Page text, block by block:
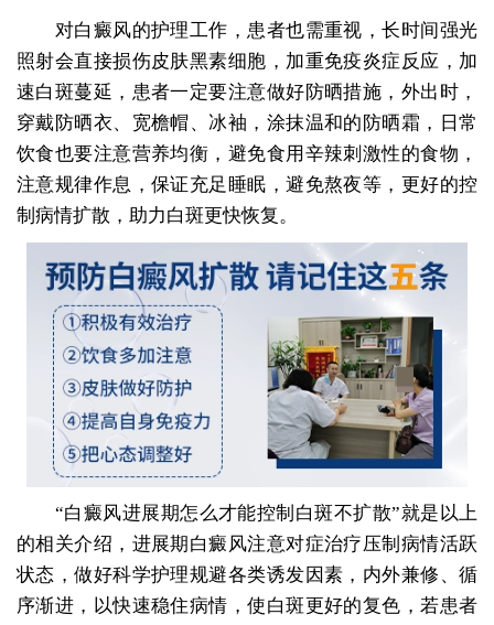
对白癜风的护理工作，患者也需重视，长时间强光
照射会直接损伤皮肤黑素细胞，加重免疫炎症反应，加
速白斑蔓延，患者一定要注意做好防晒措施，外出时，
穿戴防晒衣、宽檐帽、冰袖，涂抹温和的防晒霜，日常
饮食也要注意营养均衡，避免食用辛辣刺激性的食物，
注意规律作息，保证充足睡眠，避免熬夜等，更好的控
制病情扩散，助力白斑更快恢复。
“白癜风进展期怎么才能控制白斑不扩散”就是以上
的相关介绍，进展期白癜风注意对症治疗压制病情活跃
状态，做好科学护理规避各类诱发因素，内外兼修、循
序渐进，以快速稳住病情，使白斑更好的复色，若患者